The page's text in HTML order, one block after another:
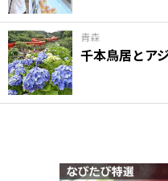
青森
千本鳥居とア